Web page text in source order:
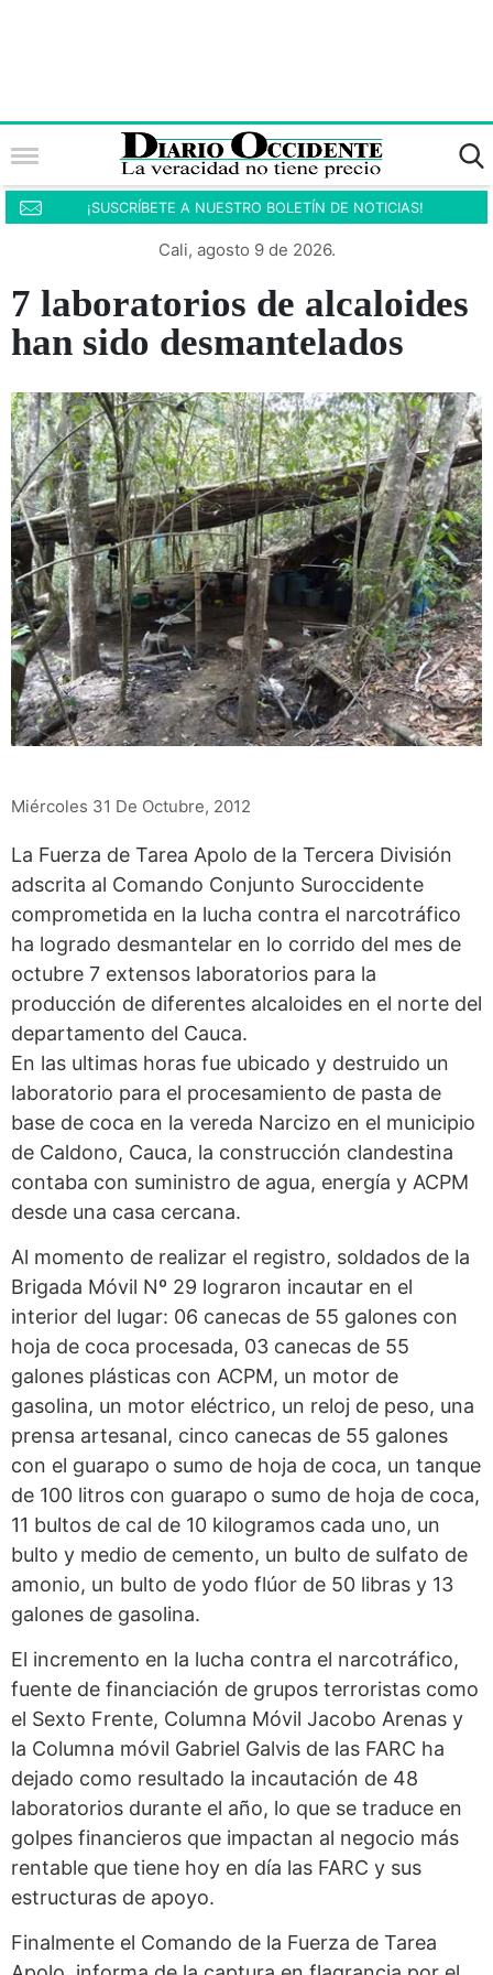
¡SUSCRÍBETE A NUESTRO BOLETÍN DE NOTICIAS!
Cali, agosto 9 de 2026.
7 laboratorios de alcaloides
han sido desmantelados
Miércoles 31 De Octubre, 2012
La Fuerza de Tarea Apolo de la Tercera División
adscrita al Comando Conjunto Suroccidente
comprometida en la lucha contra el narcotráfico
ha logrado desmantelar en lo corrido del mes de
octubre 7 extensos laboratorios para la
producción de diferentes alcaloides en el norte del
departamento del Cauca.
En las ultimas horas fue ubicado y destruido un
laboratorio para el procesamiento de pasta de
base de coca en la vereda Narcizo en el municipio
de Caldono, Cauca, la construcción clandestina
contaba con suministro de agua, energía y ACPM
desde una casa cercana.
Al momento de realizar el registro, soldados de la
Brigada Móvil Nº 29 lograron incautar en el
interior del lugar: 06 canecas de 55 galones con
hoja de coca procesada, 03 canecas de 55
galones plásticas con ACPM, un motor de
gasolina, un motor eléctrico, un reloj de peso, una
prensa artesanal, cinco canecas de 55 galones
con el guarapo o sumo de hoja de coca, un tanque
de 100 litros con guarapo o sumo de hoja de coca,
11 bultos de cal de 10 kilogramos cada uno, un
bulto y medio de cemento, un bulto de sulfato de
amonio, un bulto de yodo flúor de 50 libras y 13
galones de gasolina.
El incremento en la lucha contra el narcotráfico,
fuente de financiación de grupos terroristas como
el Sexto Frente, Columna Móvil Jacobo Arenas y
la Columna móvil Gabriel Galvis de las FARC ha
dejado como resultado la incautación de 48
laboratorios durante el año, lo que se traduce en
golpes financieros que impactan al negocio más
rentable que tiene hoy en día las FARC y sus
estructuras de apoyo.
Finalmente el Comando de la Fuerza de Tarea